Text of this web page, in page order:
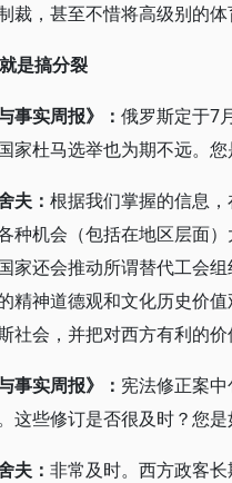
裁，甚至不惜将高级别的体
是搞分裂
事实周报》： 俄罗斯定于7
家杜马选举也为期不远。
夫： 根据我们掌握的信息
种机会（包括在地区层面
家还会推动所谓替代工会
精神道德观和文化历史价
社会，并把对西方有利的
事实周报》： 宪法修正案
这些修订是否很及时？您是
夫： 非常及时。西方政客